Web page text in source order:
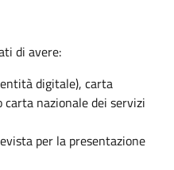
di avere:
digitale), carta
carta nazionale dei servizi
per la presentazione